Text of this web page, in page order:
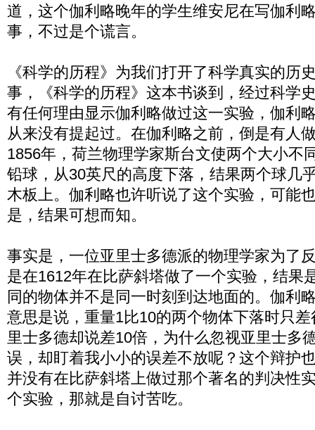
道，这个伽利略晚年的学生维安尼在写伽利
事，不过是个谎言。
《科学的历程》为我们打开了科学真实的历
事，《科学的历程》这本书谈到，经过科学
有任何理由显示伽利略做过这一实验，伽利
从来没有提起过。在伽利略之前，倒是有人
1856年，荷兰物理学家斯台文使两个大小不
铅球，从30英尺的高度下落，结果两个球几
木板上。伽利略也许听说了这个实验，可能
是，结果可想而知。
事实是，一位亚里士多德派的物理学家为了
是在1612年在比萨斜塔做了一个实验，结果
同的物体并不是同一时刻到达地面的。伽利
意思是说，重量1比10的两个物体下落时只
里士多德却说差10倍，为什么忽视亚里士多
误，却盯着我小小的误差不放呢？这个辩护
并没有在比萨斜塔上做过那个著名的判决性
个实验，那就是自讨苦吃。